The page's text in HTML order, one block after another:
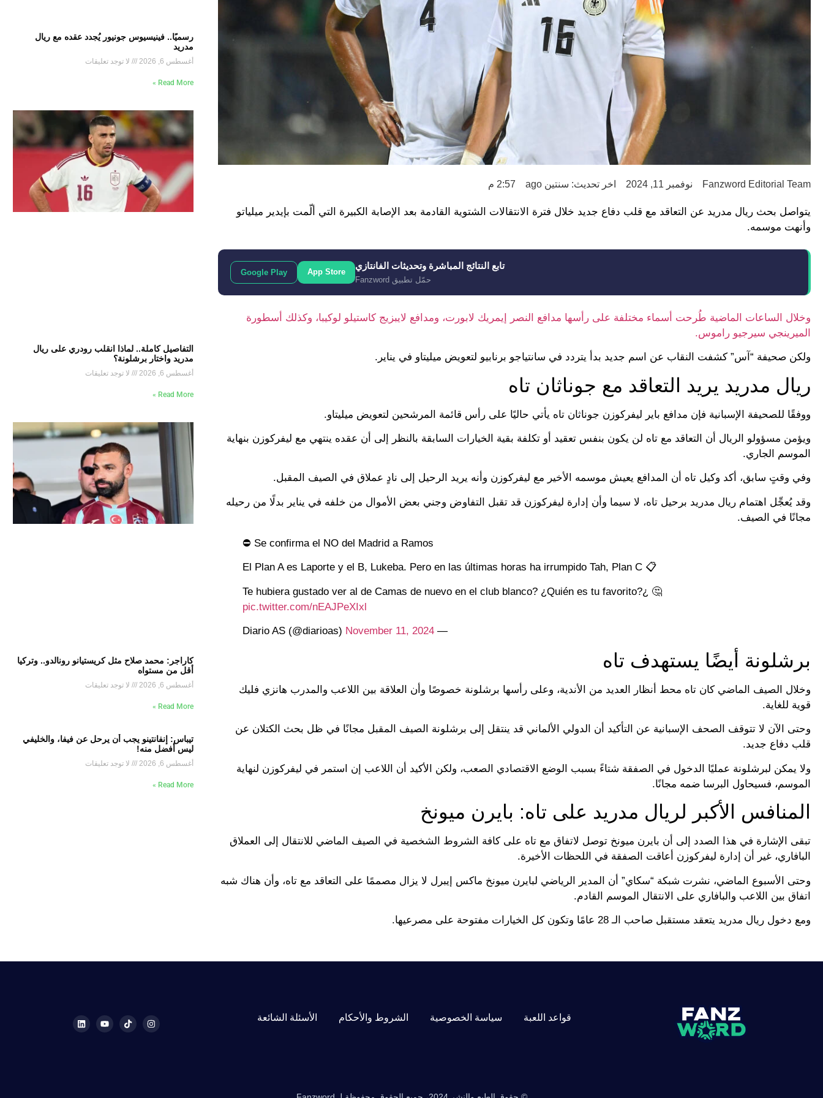
Fanzword Editorial Team نوفمبر 11, 2024 اخر تحديث: سنتين ago 2:57 م
يتواصل بحث ريال مدريد عن التعاقد مع قلب دفاع جديد خلال فترة الانتقالات الشتوية القادمة بعد الإصابة الكبيرة التي ألّمت بإيدير ميلياتو
وأنهت موسمه.
تابع النتائج المباشرة وتحديثات الفانتازي
حمّل تطبيق Fanzword
App Store
Google Play
وخلال الساعات الماضية طُرحت أسماء مختلفة على رأسها مدافع النصر إيمريك لابورت، ومدافع لايبزيج كاستيلو لوكيبا، وكذلك أسطورة
الميرينجي سيرجيو راموس.
ولكن صحيفة “آس” كشفت النقاب عن اسم جديد بدأ يتردد في سانتياجو برنابيو لتعويض ميليتاو في يناير.
ريال مدريد يريد التعاقد مع جوناثان تاه
ووفقًا للصحيفة الإسبانية فإن مدافع باير ليفركوزن جوناثان تاه يأتي حاليًا على رأس قائمة المرشحين لتعويض ميليتاو.
ويؤمن مسؤولو الريال أن التعاقد مع تاه لن يكون بنفس تعقيد أو تكلفة بقية الخيارات السابقة بالنظر إلى أن عقده ينتهي مع ليفركوزن بنهاية
الموسم الجاري.
وفي وقتٍ سابق، أكد وكيل تاه أن المدافع يعيش موسمه الأخير مع ليفركوزن وأنه يريد الرحيل إلى نادٍ عملاق في الصيف المقبل.
وقد يُعجِّل اهتمام ريال مدريد برحيل تاه، لا سيما وأن إدارة ليفركوزن قد تقبل التفاوض وجني بعض الأموال من خلفه في يناير بدلًا من رحيله
مجانًا في الصيف.
⛔ Se confirma el NO del Madrid a Ramos
📋 El Plan A es Laporte y el B, Lukeba. Pero en las últimas horas ha irrumpido Tah, Plan C
🤔 ¿Te hubiera gustado ver al de Camas de nuevo en el club blanco? ¿Quién es tu favorito?
pic.twitter.com/nEAJPeXIxl
— Diario AS (@diarioas)
November 11, 2024
برشلونة أيضًا يستهدف تاه
وخلال الصيف الماضي كان تاه محط أنظار العديد من الأندية، وعلى رأسها برشلونة خصوصًا وأن العلاقة بين اللاعب والمدرب هانزي فليك
قوية للغاية.
وحتى الآن لا تتوقف الصحف الإسبانية عن التأكيد أن الدولي الألماني قد ينتقل إلى برشلونة الصيف المقبل مجانًا في ظل بحث الكتلان عن
قلب دفاع جديد.
ولا يمكن لبرشلونة عمليًا الدخول في الصفقة شتاءً بسبب الوضع الاقتصادي الصعب، ولكن الأكيد أن اللاعب إن استمر في ليفركوزن لنهاية
الموسم، فسيحاول البرسا ضمه مجانًا.
المنافس الأكبر لريال مدريد على تاه: بايرن ميونخ
تبقى الإشارة في هذا الصدد إلى أن بايرن ميونخ توصل لاتفاق مع تاه على كافة الشروط الشخصية في الصيف الماضي للانتقال إلى العملاق
البافاري، غير أن إدارة ليفركوزن أعاقت الصفقة في اللحظات الأخيرة.
وحتى الأسبوع الماضي، نشرت شبكة “سكاي” أن المدير الرياضي لبايرن ميونخ ماكس إيبرل لا يزال مصممًا على التعاقد مع تاه، وأن هناك شبه
اتفاق بين اللاعب والبافاري على الانتقال الموسم القادم.
ومع دخول ريال مدريد يتعقد مستقبل صاحب الـ 28 عامًا وتكون كل الخيارات مفتوحة على مصرعيها.
رسميًا.. فينيسيوس جونيور يُجدد عقده مع ريال
مدريد
أغسطس 6, 2026 لا توجد تعليقات
Read More »
التفاصيل كاملة.. لماذا انقلب رودري على ريال
مدريد واختار برشلونة؟
أغسطس 6, 2026 لا توجد تعليقات
Read More »
كاراجر: محمد صلاح مثل كريستيانو رونالدو.. وتركيا
أقل من مستواه
أغسطس 6, 2026 لا توجد تعليقات
Read More »
تيباس: إنفانتينو يجب أن يرحل عن فيفا، والخليفي
ليس أفضل منه!
أغسطس 6, 2026 لا توجد تعليقات
Read More »
قواعد اللعبة سياسة الخصوصية الشروط والأحكام الأسئلة الشائعة